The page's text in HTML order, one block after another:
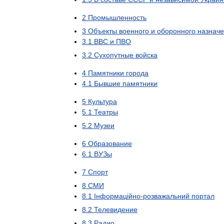
2 Промышленность
3 Объекты военного и оборонного
3 1 ВВС и ПВО
3 2 Cухопутные войска
4 Памятники города
4 1 Бывшие памятники
5 Культура
5 1 Театры
5 2 Музеи
6 Образование
6 1 ВУЗы
7 Спорт
8 СМИ
8 1 Інформаційно-розважальний портал
8 2 Телевидение